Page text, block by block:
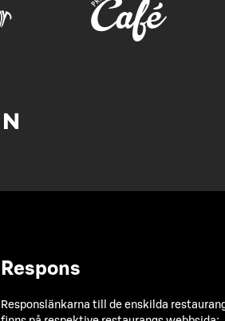
Respons
Responslänkarna till de enskilda